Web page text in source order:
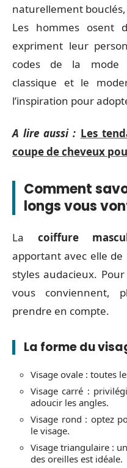
naturellement
Les hommes osent
expriment leur
codes de la mode
classique et le
l’inspiration pour
A lire aussi : Les
coupe de cheveux
Comment
longs vous
La coiffure
apportant avec elle
styles audacieux.
vous conviennent,
prendre en compte.
La forme du
Visage ovale : toutes
Visage carré :
adoucir les angles.
Visage rond : optez
le visage.
Visage triangulaire :
des oreilles est idéale.